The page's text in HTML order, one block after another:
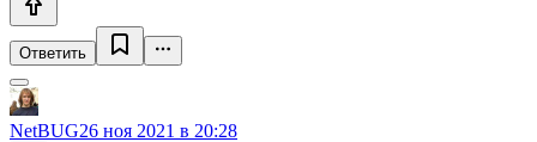
Ответить
NetBUG26 ноя 2021 в 20:28